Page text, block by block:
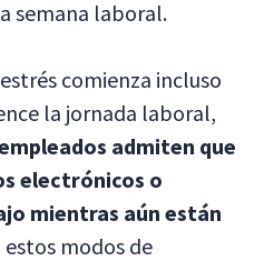
semana laboral.
comienza incluso
la jornada laboral,
admiten que
electrónicos o
mientras aún están
estos modos de